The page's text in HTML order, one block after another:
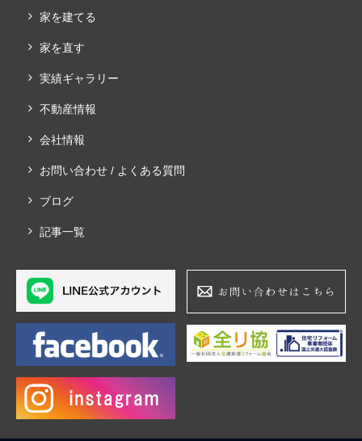
家を建てる
家を直す
実績ギャラリー
不動産情報
会社情報
お問い合わせ / よくある質問
ブログ
記事一覧